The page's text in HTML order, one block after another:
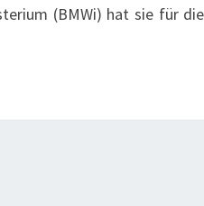
(BMWi) hat sie für